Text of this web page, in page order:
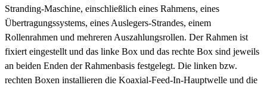
Stranding-Maschine, einschließlich eines Rahmens, eines
Übertragungssystems, eines Auslegers-Strandes, einem
Rollenrahmen und mehreren Auszahlungsrollen. Der Rahmen ist
fixiert eingestellt und das linke Box und das rechte Box sind jeweils
an beiden Enden der Rahmenbasis festgelegt. Die linken bzw.
rechten Boxen installieren die Koaxial-Feed-In-Hauptwelle und die